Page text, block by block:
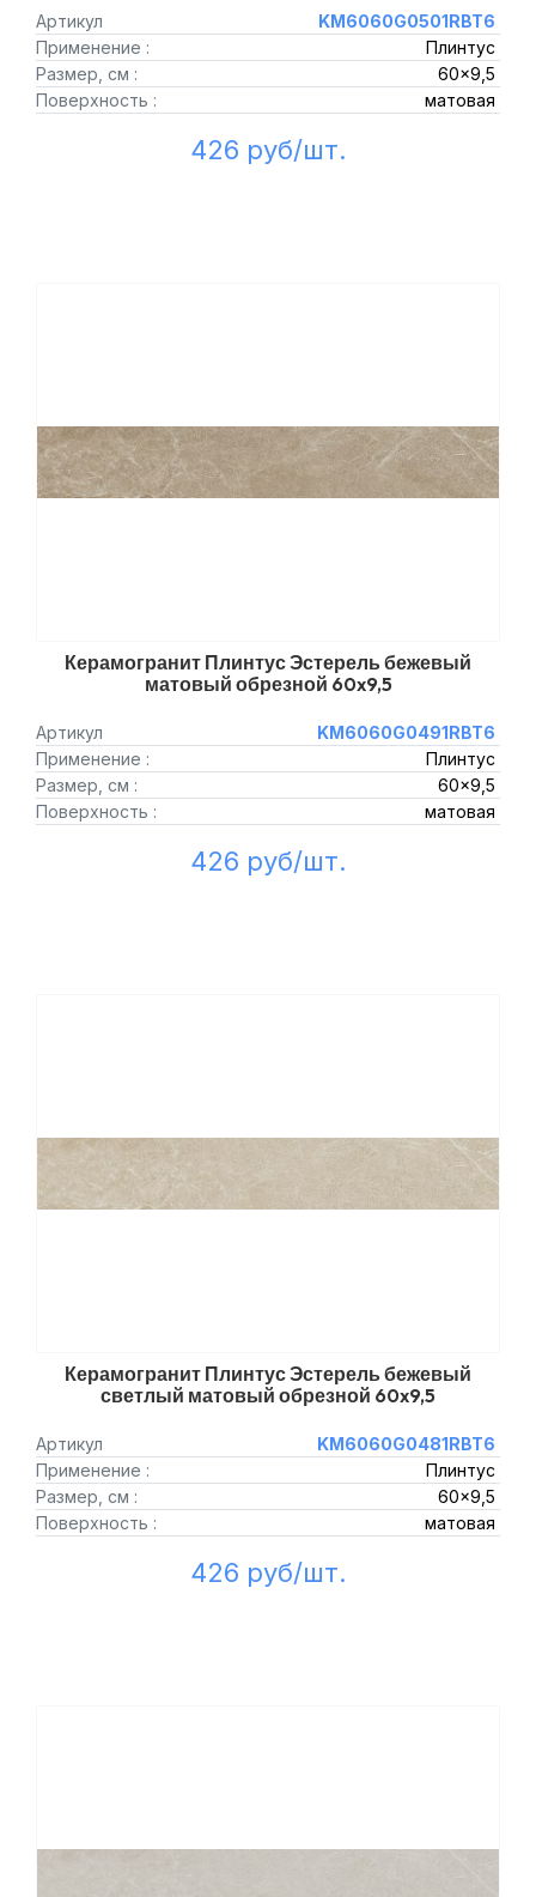
Артикул
KM6060G0501RBT6
Применение :
Плинтус
Размер, см :
60x9,5
Поверхность :
матовая
426 руб/шт.
Керамогранит Плинтус Эстерель бежевый
матовый обрезной 60x9,5
Артикул
KM6060G0491RBT6
Применение :
Плинтус
Размер, см :
60x9,5
Поверхность :
матовая
426 руб/шт.
Керамогранит Плинтус Эстерель бежевый
светлый матовый обрезной 60x9,5
Артикул
KM6060G0481RBT6
Применение :
Плинтус
Размер, см :
60x9,5
Поверхность :
матовая
426 руб/шт.